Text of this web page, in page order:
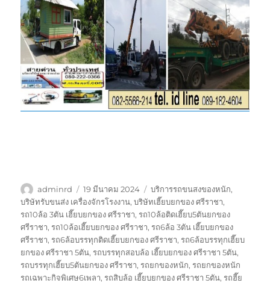
ผู้
เขียน
adminrd
เขียน
เมื่อ
19 มีนาคม 2024
ป้าย
กำกับ
บริการรถขนสงของหนัก,
บริษัทรับขนส่ง เครื่องจักรโรงงาน,บริษัทเฮี๊ยบยกของ ศรีราชา,
รถ10ล้อ 3ตัน เฮี๊ยบยกของ ศรีราชา,รถ10ล้อติดเฮี๊ยบ5ตันยกของ
ศรีราชา,รถ10ล้อเฮี๊ยบยกของ ศรีราชา,รถ6ล้อ 3ตัน เฮี๊ยบยกของ
ศรีราชา,รถ6ล้อบรรทุกติดเฮี๊ยบยกของ ศรีราชา,รถ6ล้อบรรทุกเฮี๊ยบ
ยกของ ศรีราชา 5ตัน,รถบรรทุกสอบล้อ เฮี๊ยบยกของ ศรีราชา 5ตัน,
รถบรรทุกเฮี๊ยบ5ตันยกของ ศรีราชา,รถยกของหนัก,รถยกของหนัก
รถเฉพาะกิจพิเศษ6เพลา,รถสิบล้อ เฮี๊ยบยกของ ศรีราชา 5ตัน,รถฮี๊ย